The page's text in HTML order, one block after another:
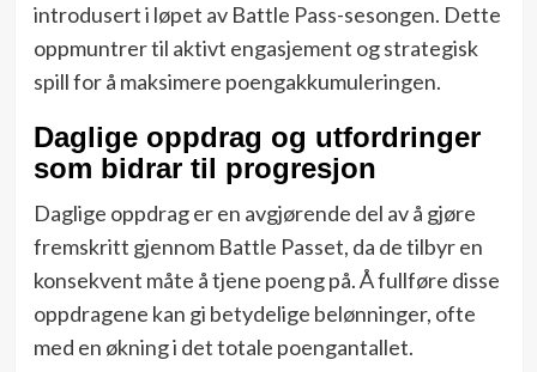
introdusert i løpet av Battle Pass-sesongen. Dette
oppmuntrer til aktivt engasjement og strategisk
spill for å maksimere poengakkumuleringen.
Daglige oppdrag og utfordringer
som bidrar til progresjon
Daglige oppdrag er en avgjørende del av å gjøre
fremskritt gjennom Battle Passet, da de tilbyr en
konsekvent måte å tjene poeng på. Å fullføre disse
oppdragene kan gi betydelige belønninger, ofte
med en økning i det totale poengantallet.